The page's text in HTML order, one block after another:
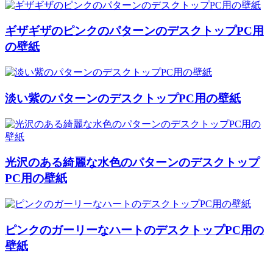
ギザギザのピンクのパターンのデスクトップPC用
の壁紙
淡い紫のパターンのデスクトップPC用の壁紙
光沢のある綺麗な水色のパターンのデスクトップ
PC用の壁紙
ピンクのガーリーなハートのデスクトップPC用の
壁紙